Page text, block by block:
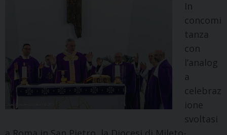
In
concomi
tanza
con
l’analog
a
celebraz
ione
svoltasi